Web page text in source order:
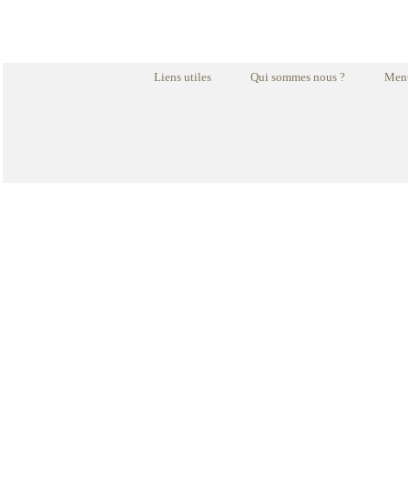
Liens utiles Qui sommes nous ?